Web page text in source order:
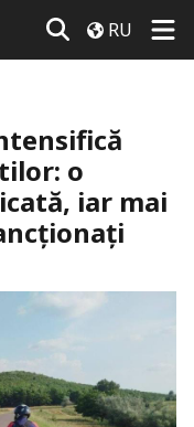
RU
o
iar mai